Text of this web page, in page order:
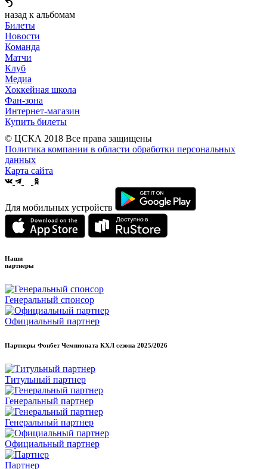
назад к альбомам
Билеты
Новости
Команда
Матчи
Клуб
Медиа
Хоккейная школа
Фан-зона
Интернет-магазин
Купить билеты
© ЦСКА 2018 Все права защищены
Политика компании в области обработки персональных
данных
Карта сайта
Для мобильных устройств
Наши
партнеры
Генеральный спонсор
Официальный партнер
Партнеры Фонбет Чемпионата КХЛ сезона 2025/2026
Титульный партнер
Генеральный партнер
Генеральный партнер
Официальный партнер
Партнер